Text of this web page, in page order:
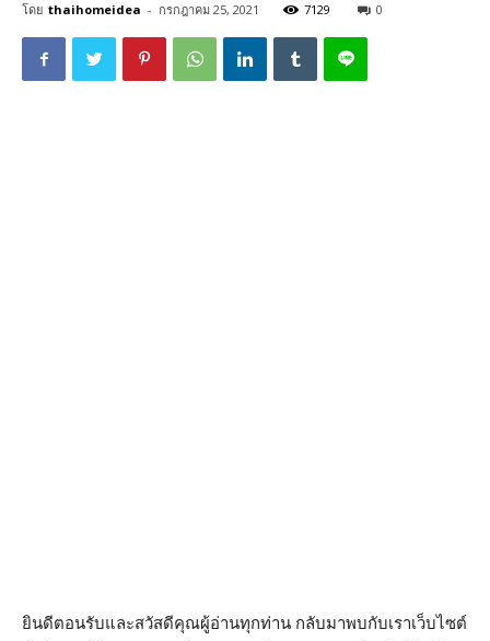
โดย thaihomeidea - กรกฎาคม 25, 2021 7129 0
ยินดีตอนรับและสวัสดีคุณผู้อ่านทุกท่าน กลับมาพบกับเราเว็บไซต์